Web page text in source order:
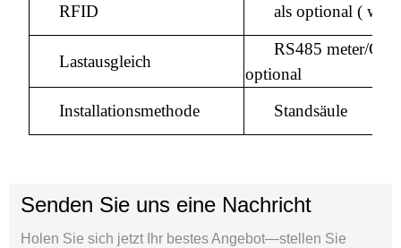
RFID als optional (
Lastausgleich
RS485 meter/CT-
optional
Installationsmethode
Standsäule
Senden Sie uns eine Nachricht
Holen Sie sich jetzt Ihr bestes Angebot—stellen Sie